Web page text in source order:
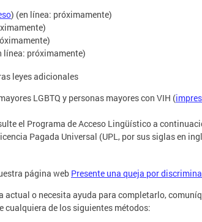
) (en línea: próximamente)
línea: próximamente)
leyes adicionales
LGBTQ y personas mayores con VIH (
el Programa de Acceso Lingüístico a
Pagada Universal (UPL, por sus siglas en
página web Presente una queja por
o necesita ayuda para completarlo,
cualquiera de los siguientes métodos: